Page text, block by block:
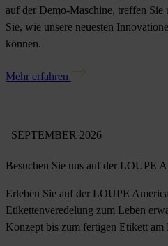
auf der Demo-Maschine, treffen Sie
Sie, wie unsere neuesten
können.
Mehr erfahren
SEPTEMBER 2026
Besuchen Sie uns auf der LOUPE
Erleben Sie auf der LOUPE
Etikettenveredelung zum Leben
Konzept bis zum fertigen Etikett am